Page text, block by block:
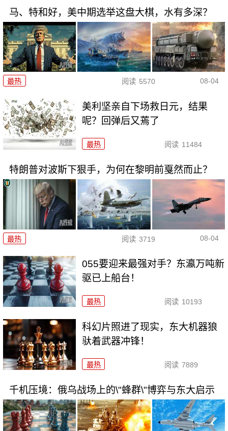
马、特和好，美中期选举这盘大棋，水有多深？
最热 阅读 5570 08-04
美利坚亲自下场救日元，结果
呢？回弹后又蔫了
最热 阅读 11484
特朗普对波斯下狠手，为何在黎明前戛然而止？
最热 阅读 3719 08-04
055要迎来最强对手？东瀛万吨新
驱已上船台！
最热 阅读 10193
科幻片照进了现实，东大机器狼
驮着武器冲锋！
最热 阅读 7889
千机压境：俄乌战场上的\"蜂群\"博弈与东大启示